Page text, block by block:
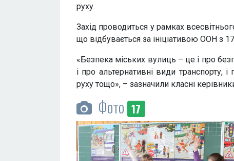
руху.
Захід проводиться у рамках
що відбувається за ініціативою ООН з
«Безпека міських вулиць – це і про
і про альтернативні види транспорту,
руху тощо», – зазначили класні
Фото 17